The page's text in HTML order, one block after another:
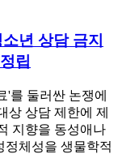
년 상담 금지
립
'를 둘러싼 논쟁에
상 상담 제한에 제
지향을 동성애나
정체성을 생물학적